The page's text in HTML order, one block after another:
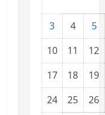
3 4
5
10
11
12
17
18
19
24
25
26